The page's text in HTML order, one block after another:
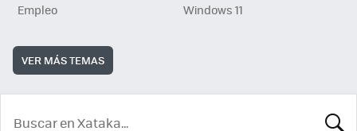
Empleo
Windows 11
VER MÁS TEMAS